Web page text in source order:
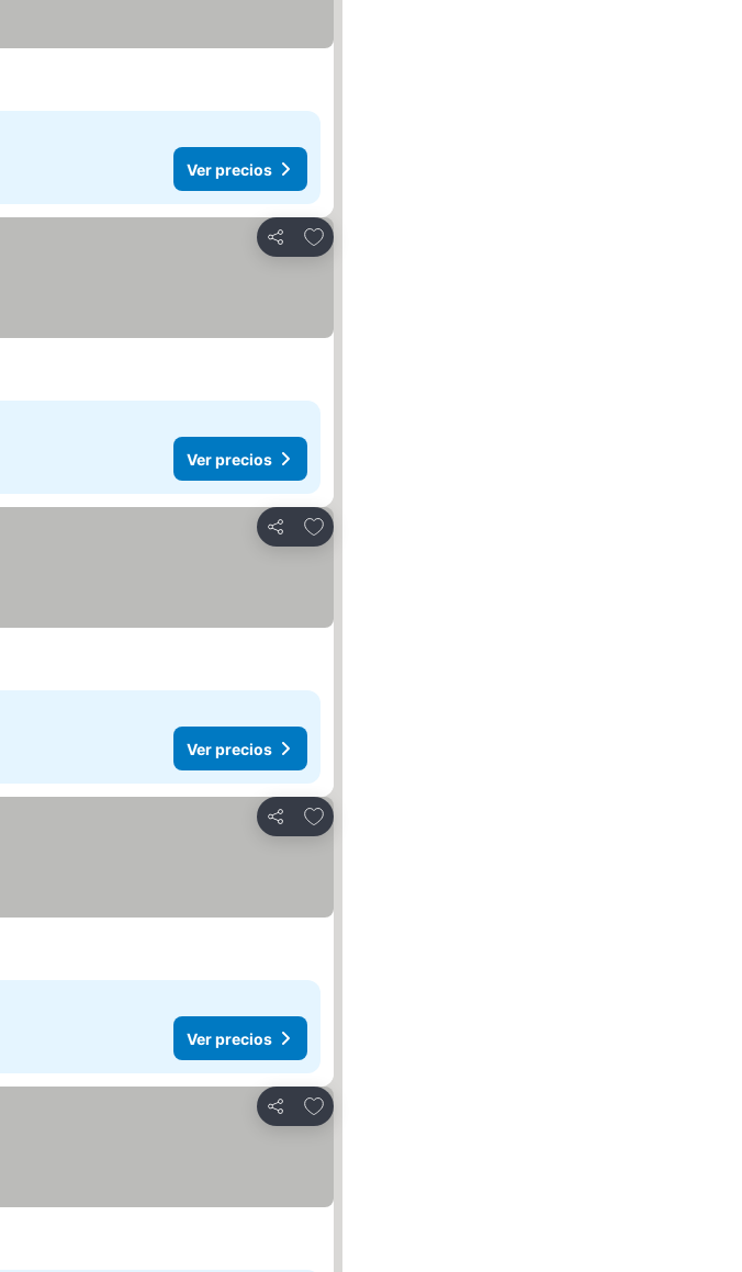
Ver precios
Compartir
Agregar a favoritos
Ver precios
Compartir
Agregar a favoritos
Ver precios
Compartir
Agregar a favoritos
Ver precios
Compartir
Agregar a favoritos